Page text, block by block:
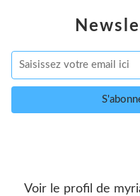
Voir le profil de